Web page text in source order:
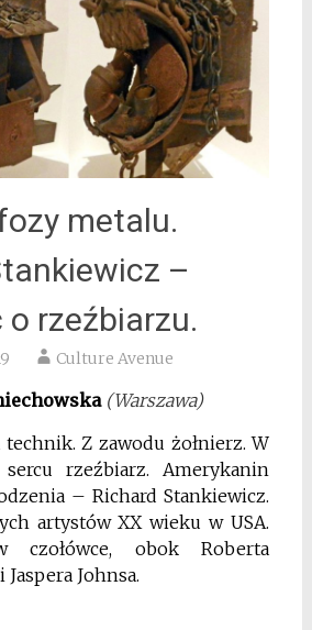
metalu.
–
rzeźbiarzu.
Culture Avenue
(Warszawa)
technik. Z zawodu żołnierz. W
rzeźbiarz. Amerykanin
– Richard Stankiewicz.
artystów XX wieku w USA.
czołówce, obok Roberta
Johnsa.